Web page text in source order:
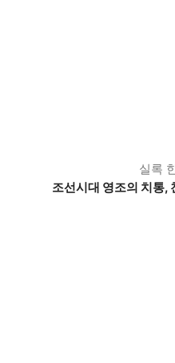
실록
조선시대 영조의 치통,